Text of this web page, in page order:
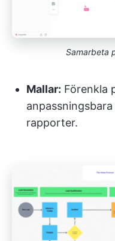
Samarbeta
Mallar: Förenkla
rapporter.